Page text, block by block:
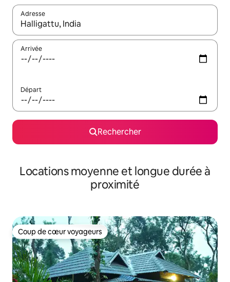
Adresse
Lorsque les résultats s'affichent, utilisez les flèches vers le
Arrivée
Départ
Rechercher
Locations moyenne et longue durée à
proximité
Coup de cœur voyageurs
Coup de cœur voyageurs